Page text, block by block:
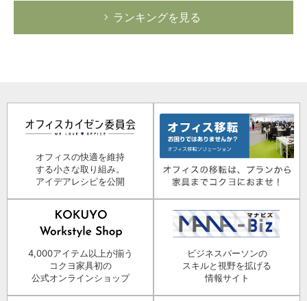
ランキングを見る
オフィスの快適を維持
する小さな取り組み。
アイデアレシピを公開
4,000アイテム以上が揃う
コクヨ家具初の
公式オンラインショップ
ビジネスパーソンの
スキルと視野を拡げる
情報サイト